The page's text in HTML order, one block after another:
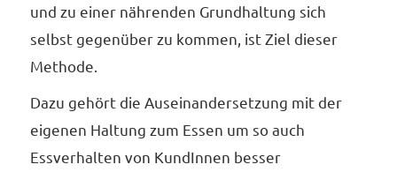
und zu einer nährenden Grundhaltung sich
selbst gegenüber zu kommen, ist Ziel dieser
Methode.
Dazu gehört die Auseinandersetzung mit der
eigenen Haltung zum Essen um so auch
Essverhalten von KundInnen besser